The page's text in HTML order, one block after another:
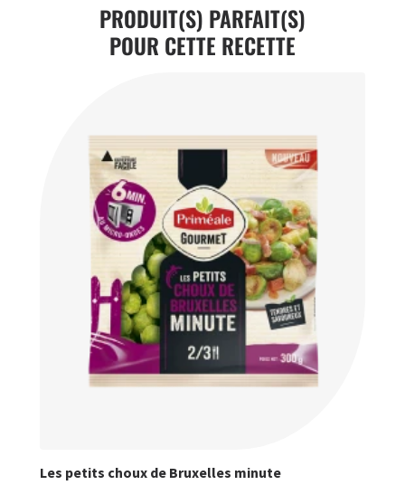
PRODUIT(S) PARFAIT(S)
POUR CETTE RECETTE
Les petits choux de Bruxelles minute